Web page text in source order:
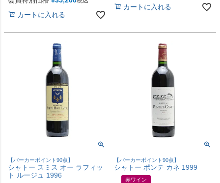
カートに入れる
カートに入れる
【パーカーポイント90点】
シャトー スミス オー ラフィッ
ト ルージュ 1996
【パーカーポイント90点】
シャトー ポンテ カネ 1999
赤ワイン